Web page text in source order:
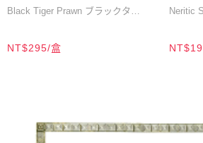
Black Tiger Prawn ブラックタイ
L／200公克／7-10尾／盒
4XL／200公克／2尾／盒
NT$295/盒
Neritic
150-200